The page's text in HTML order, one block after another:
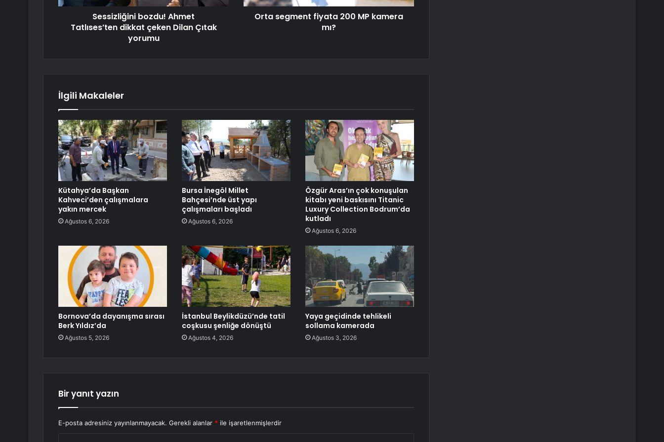
Sessizliğini bozdu! Ahmet
Tatlıses’ten dikkat çeken Dilan Çıtak
yorumu
Orta segment fiyata 200 MP kamera
mı?
İlgili Makaleler
Kütahya’da Başkan
Kahveci’den çalışmalara
yakın mercek
Ağustos 6, 2026
Bursa İnegöl Millet
Bahçesi’nde üst yapı
çalışmaları başladı
Ağustos 6, 2026
Özgür Aras’ın çok konuşulan
kitabı yeni baskısını Titanic
Luxury Collection Bodrum’da
kutladı
Ağustos 6, 2026
Bornova’da dayanışma sırası
Berk Yıldız’da
Ağustos 5, 2026
İstanbul Beylikdüzü’nde tatil
coşkusu şenliğe dönüştü
Ağustos 4, 2026
Yaya geçidinde tehlikeli
sollama kamerada
Ağustos 3, 2026
Bir yanıt yazın
E-posta adresiniz yayınlanmayacak. Gerekli alanlar * ile işaretlenmişlerdir